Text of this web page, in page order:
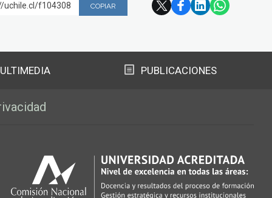
uchile.cl/f104308 COPIAR
PUBLICACIONES